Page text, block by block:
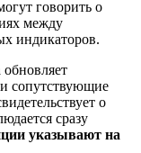
говорить о
между
индикаторов.
обновляет
сопутствующие
о
сразу
указывают на